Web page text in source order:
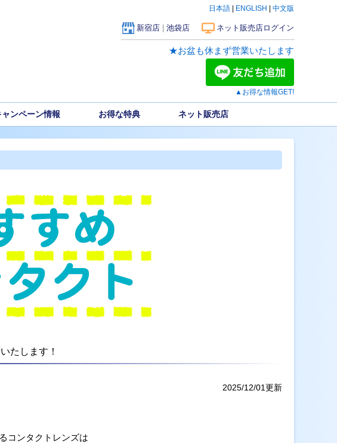
日本語 ENGLISH 中文版
新宿店 池袋店 ネット販売店ログイン
★お盆も休まず営業いたします
▲お得な情報GET!
ャンペーン情報 お得な特典 ネット販売店
たします！
2025/12/01更新
コンタクトレンズは